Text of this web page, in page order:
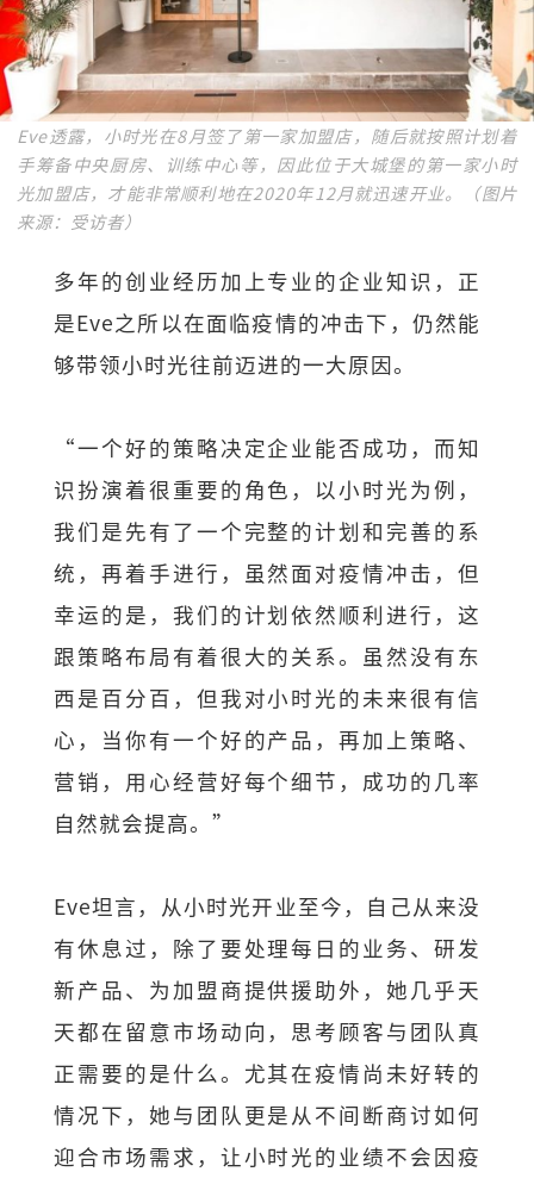
Eve透露，小时光在8月签了第一家加盟店，随后就按照计划着
手筹备中央厨房、训练中心等，因此位于大城堡的第一家小时
光加盟店，才能非常顺利地在2020年12月就迅速开业。（图片
来源：受访者）
多年的创业经历加上专业的企业知识，正
是Eve之所以在面临疫情的冲击下，仍然能
够带领小时光往前迈进的一大原因。
“一个好的策略决定企业能否成功，而知
识扮演着很重要的角色，以小时光为例，
我们是先有了一个完整的计划和完善的系
统，再着手进行，虽然面对疫情冲击，但
幸运的是，我们的计划依然顺利进行，这
跟策略布局有着很大的关系。虽然没有东
西是百分百，但我对小时光的未来很有信
心，当你有一个好的产品，再加上策略、
营销，用心经营好每个细节，成功的几率
自然就会提高。”
Eve坦言，从小时光开业至今，自己从来没
有休息过，除了要处理每日的业务、研发
新产品、为加盟商提供援助外，她几乎天
天都在留意市场动向，思考顾客与团队真
正需要的是什么。尤其在疫情尚未好转的
情况下，她与团队更是从不间断商讨如何
迎合市场需求，让小时光的业绩不会因疫